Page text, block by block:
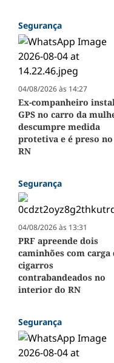
Segurança
04/08/2026 às 14:27
Ex-companheiro
GPS no carro da
descumpre medida
protetiva e é preso no
RN
Segurança
04/08/2026 às 13:31
PRF apreende dois
caminhões com carga
cigarros
contrabandeados no
interior do RN
Segurança